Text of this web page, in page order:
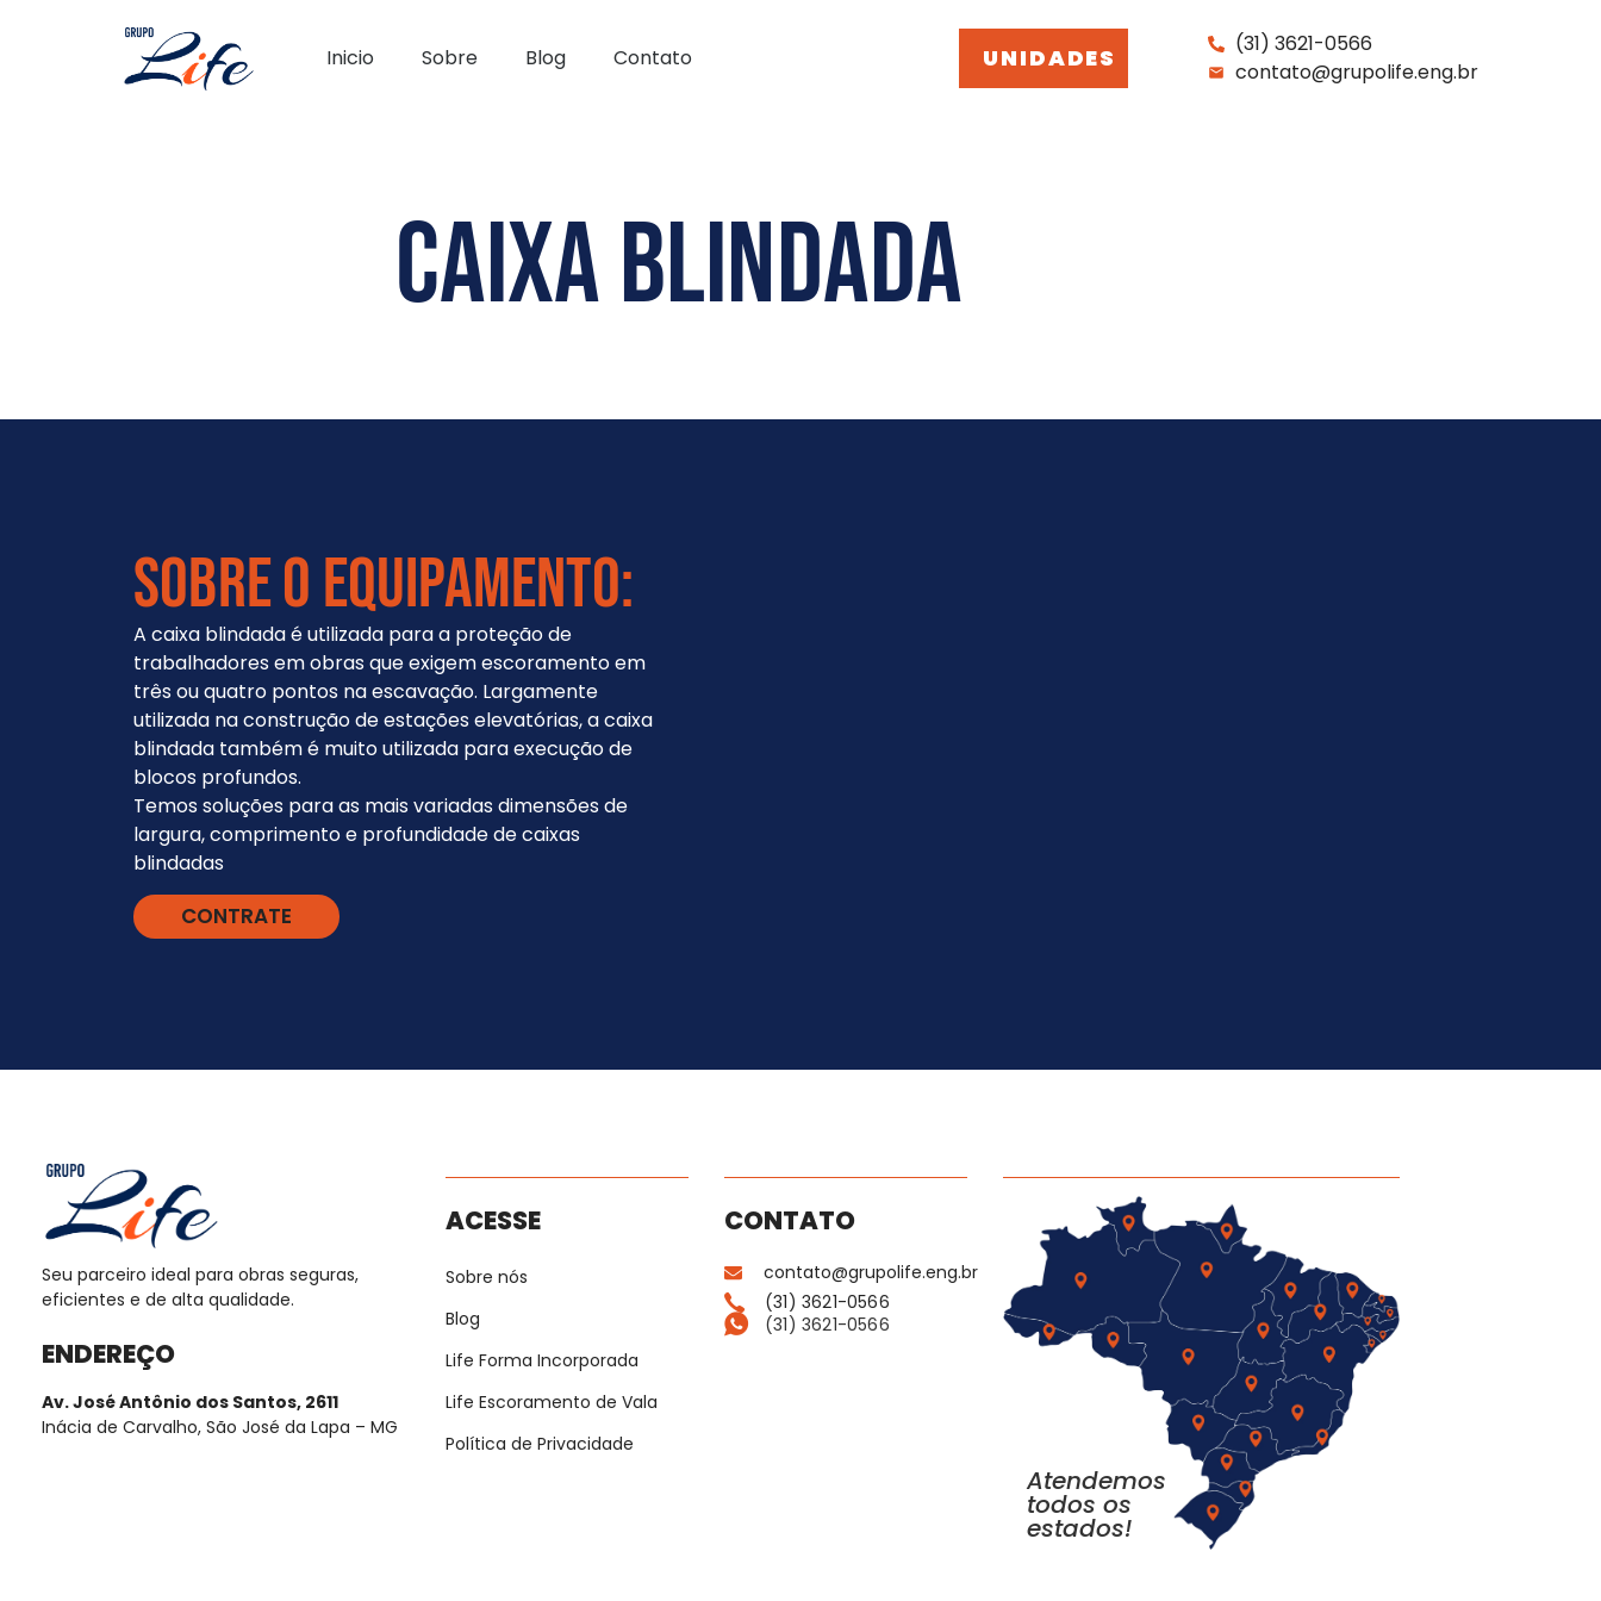
Inicio Sobre Blog Contato UNIDADES
(31) 3621-0566
contato@grupolife.eng.br
caixa blindada
sobre o equipamento:
A caixa blindada é utilizada para a proteção de
trabalhadores em obras que exigem escoramento em
três ou quatro pontos na escavação. Largamente
utilizada na construção de estações elevatórias, a caixa
blindada também é muito utilizada para execução de
blocos profundos.
Temos soluções para as mais variadas dimensões de
largura, comprimento e profundidade de caixas
blindadas
CONTRATE
Seu parceiro ideal para obras seguras,
eficientes e de alta qualidade.
ENDEREÇO
Av. José Antônio dos Santos, 2611
Inácia de Carvalho, São José da Lapa – MG
ACESSE
Sobre nós
Blog
Life Forma Incorporada
Life Escoramento de Vala
Política de Privacidade
CONTATO
contato@grupolife.eng.br
(31) 3621-0566
(31) 3621-0566
Atendemos
todos os
estados!